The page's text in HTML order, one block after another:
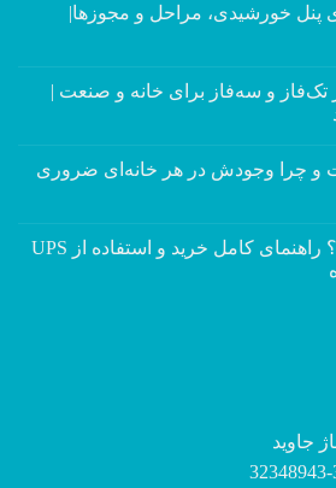
پنل خورشیدی، مراحل و مجوزها|
تک‌فاز و سه‌فاز برای خانه و صنعت |
و چرا وجودش در هر خانه‌ای ضروری
یوپی‌اس چیست؟ راهنمای کامل خرید و استفاده از UPS
جاوید